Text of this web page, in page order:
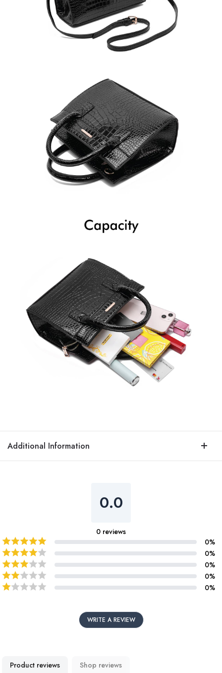
Additional Information
0.0
0 reviews
0%
0%
0%
0%
0%
WRITE A REVIEW
Product reviews Shop reviews